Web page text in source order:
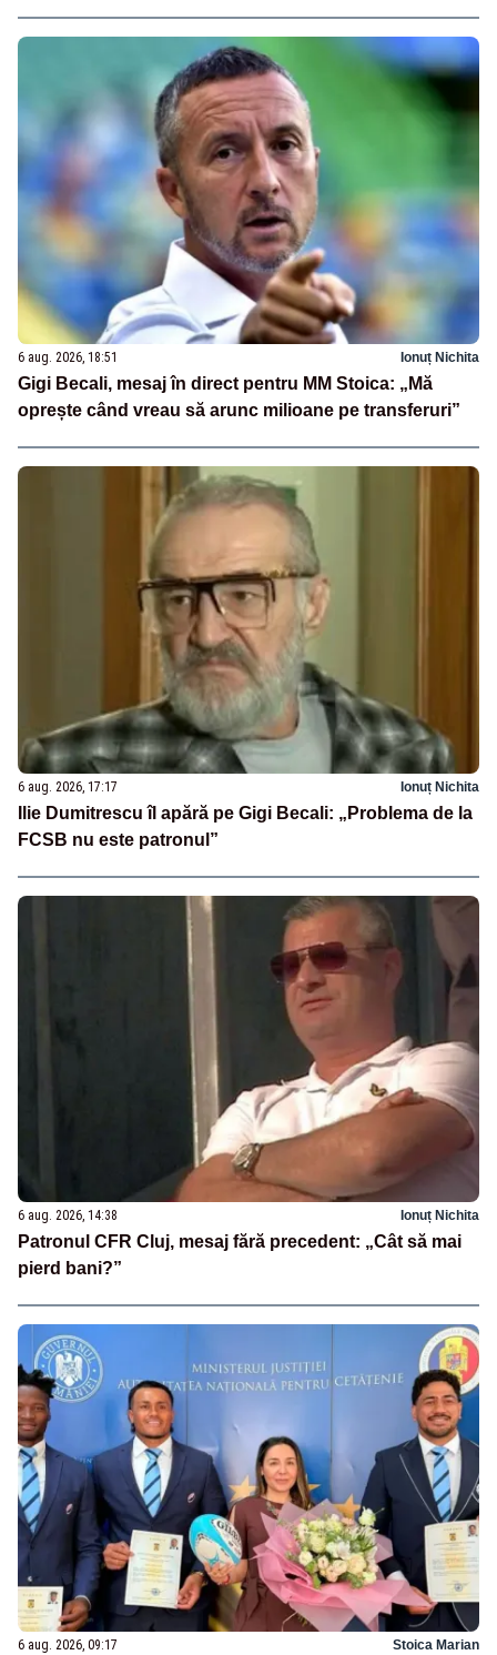
6 aug. 2026, 18:51 Ionuț Nichita
Gigi Becali, mesaj în direct pentru MM Stoica: „Mă
oprește când vreau să arunc milioane pe transferuri”
6 aug. 2026, 17:17 Ionuț Nichita
Ilie Dumitrescu îl apără pe Gigi Becali: „Problema de la
FCSB nu este patronul”
6 aug. 2026, 14:38 Ionuț Nichita
Patronul CFR Cluj, mesaj fără precedent: „Cât să mai
pierd bani?”
6 aug. 2026, 09:17 Stoica Marian